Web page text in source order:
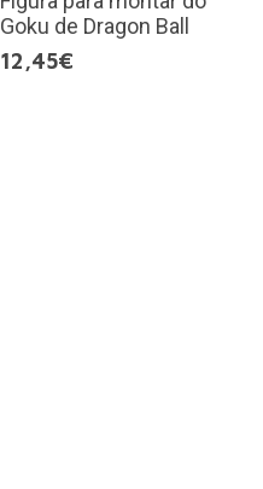
Goku de Dragon Ball
12,45€